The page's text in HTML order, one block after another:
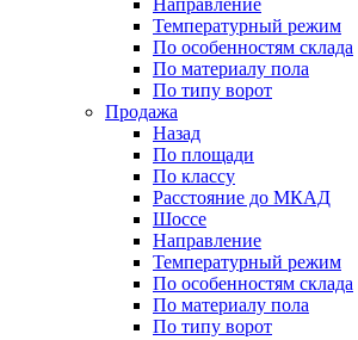
Направление
Температурный режим
По особенностям склада
По материалу пола
По типу ворот
Продажа
Назад
По площади
По классу
Расстояние до МКАД
Шоссе
Направление
Температурный режим
По особенностям склада
По материалу пола
По типу ворот